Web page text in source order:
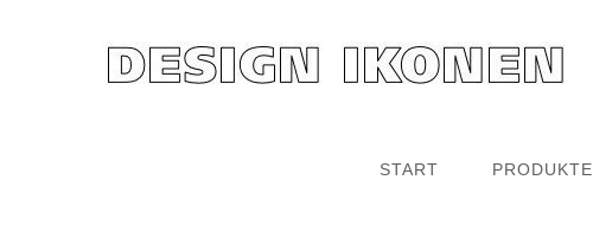
START PRODUKTE